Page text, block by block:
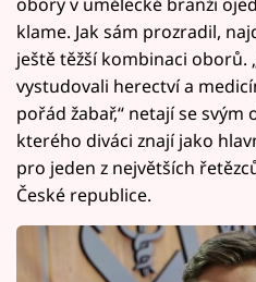
klame. Jak sám prozradil,
ještě těžší kombinaci oborů.
vystudovali herectví a
pořád žabař,“ netají se svým
kterého diváci znají jako
pro jeden z největších
České republice.